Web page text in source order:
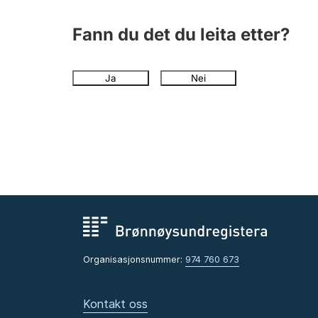
Fann du det du leita etter?
Ja Nei
Organisasjonsnummer: 974 760 673
Kontakt oss